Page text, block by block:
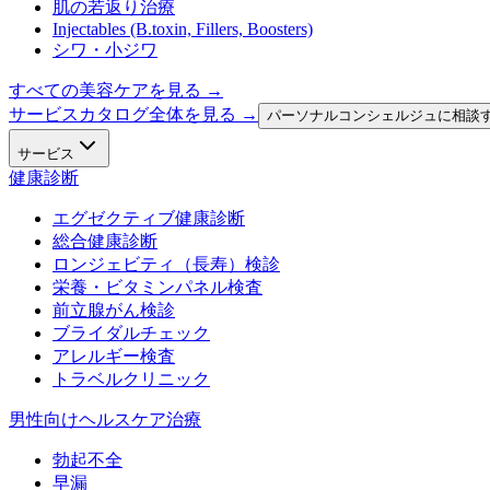
肌の若返り治療
Injectables (B.toxin, Fillers, Boosters)
シワ・小ジワ
すべての美容ケアを見る →
サービスカタログ全体を見る →
パーソナルコンシェルジュに相談
サービス
健康診断
エグゼクティブ健康診断
総合健康診断
ロンジェビティ（長寿）検診
栄養・ビタミンパネル検査
前立腺がん検診
ブライダルチェック
アレルギー検査
トラベルクリニック
男性向けヘルスケア治療
勃起不全
早漏